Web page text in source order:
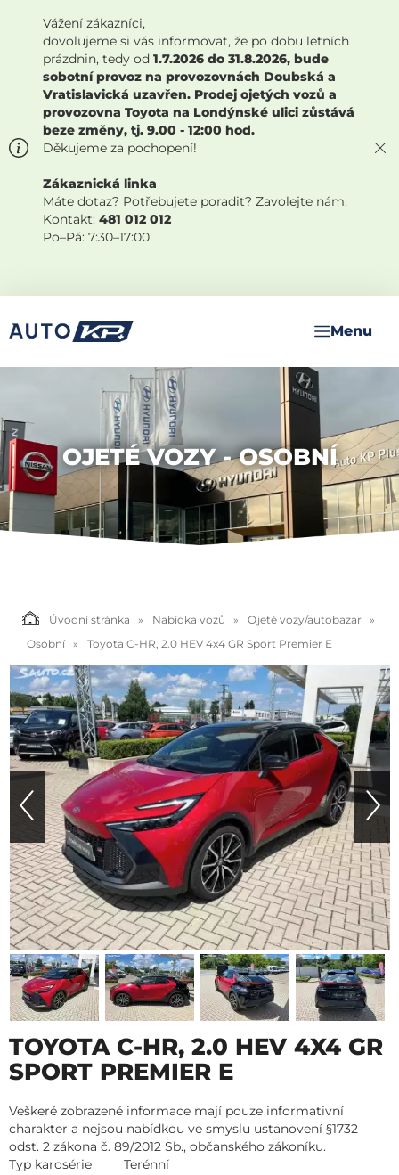
Vážení zákazníci,
dovolujeme si vás informovat, že po dobu letních
prázdnin, tedy od 1.7.2026 do 31.8.2026, bude
sobotní provoz na provozovnách Doubská a
Vratislavická uzavřen. Prodej ojetých vozů a
provozovna Toyota na Londýnské ulici zůstává
beze změny, tj. 9.00 - 12:00 hod.
Děkujeme za pochopení!
Zákaznická linka
Máte dotaz? Potřebujete poradit? Zavolejte nám.
Kontakt: 481 012 012
Po–Pá: 7:30–17:00
OJETÉ VOZY - OSOBNÍ
Úvodní stránka Nabídka vozů
Ojeté vozy/autobazar
Osobní
Toyota C-HR, 2.0 HEV 4x4 GR Sport Premier E
TOYOTA C-HR, 2.0 HEV 4X4 GR
SPORT PREMIER E
Veškeré zobrazené informace mají pouze informativní
charakter a nejsou nabídkou ve smyslu ustanovení §1732
odst. 2 zákona č. 89/2012 Sb., občanského zákoníku.
Typ karosérie
Terénní